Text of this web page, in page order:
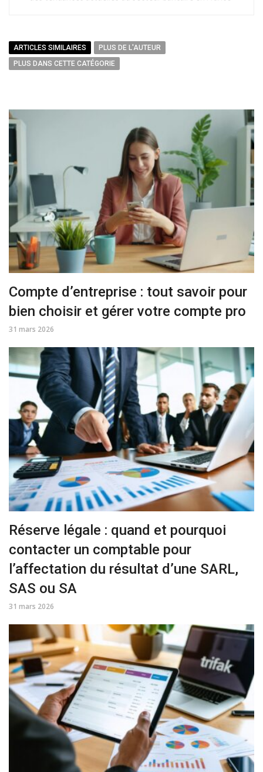
ARTICLES SIMILAIRES
PLUS DE L'AUTEUR
PLUS DANS CETTE CATÉGORIE
Compte d’entreprise : tout savoir pour
bien choisir et gérer votre compte pro
31 mars 2026
Réserve légale : quand et pourquoi
contacter un comptable pour
l’affectation du résultat d’une SARL,
SAS ou SA
31 mars 2026